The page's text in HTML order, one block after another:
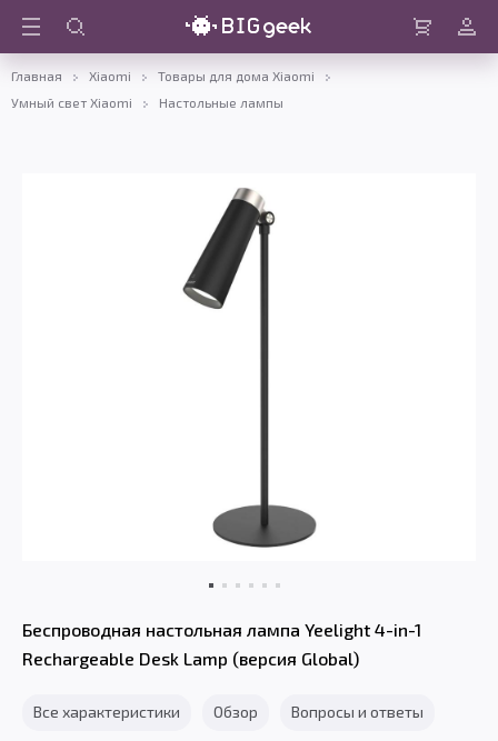
Войти
Главная Xiaomi
Товары для дома Xiaomi
Умный свет Xiaomi
Настольные лампы
Беспроводная настольная лампа Yeelight 4-in-1
Rechargeable Desk Lamp (версия Global)
Все характеристики Обзор Вопросы и ответы